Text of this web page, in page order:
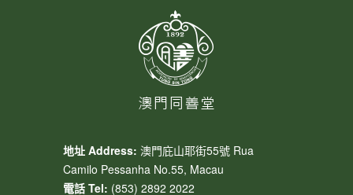
地址 Address: 澳門庇山耶街55號 Rua
Camilo Pessanha No.55, Macau
電話 Tel: (853) 2892 2022